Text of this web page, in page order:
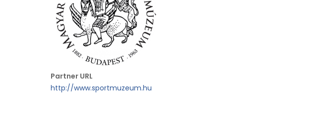
Partner URL
http://www.sportmuzeum.hu